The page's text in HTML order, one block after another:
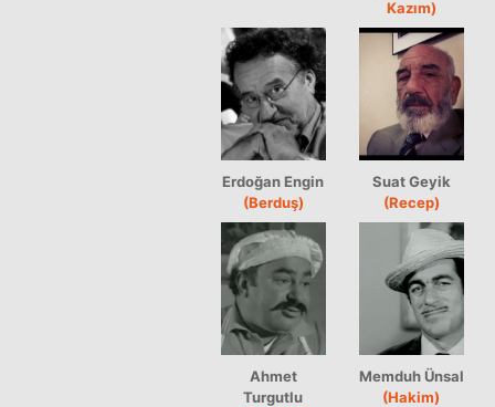
Kazım)
Erdoğan Engin
(Berduş)
Suat Geyik
(Recep)
Ahmet
Turgutlu
Memduh Ünsal
(Hakim)